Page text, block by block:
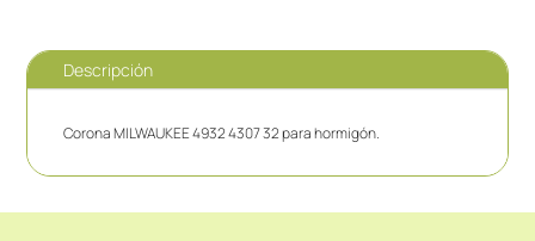
Descripción
Corona MILWAUKEE 4932 4307 32 para hormigón.